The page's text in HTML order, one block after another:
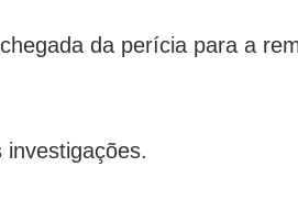
da perícia para a